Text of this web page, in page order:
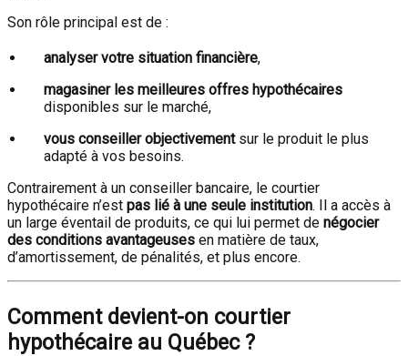
Son rôle principal est de :
analyser votre situation financière,
magasiner les meilleures offres hypothécaires
disponibles sur le marché,
vous conseiller objectivementsur le produit le plus
adapté à vos besoins.
Contrairement à un conseiller bancaire, le courtier
hypothécaire n’est pas lié à une seule institution. Il a accès à
un large éventail de produits, ce qui lui permet de négocier
des conditions avantageuses en matière de taux,
d’amortissement, de pénalités, et plus encore.
Comment devient-on courtier
hypothécaire au Québec ?